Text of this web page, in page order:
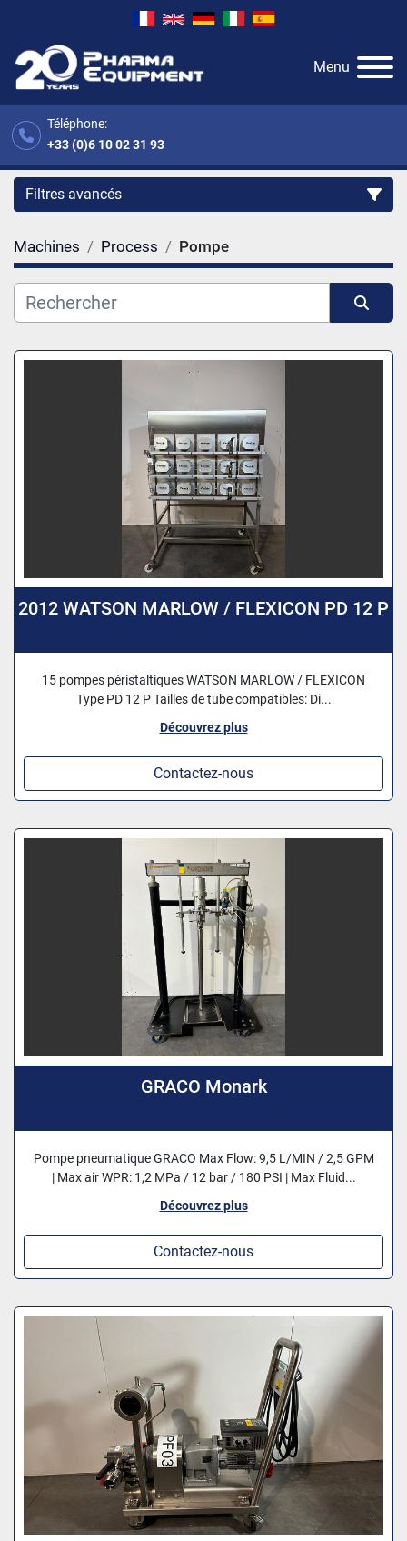
Téléphone:
+33 (0)6 10 02 31 93
Menu
Filtres avancés
Catégorie
Fabricant
Machines Process Pompe
2012 WATSON MARLOW / FLEXICON PD 12 P
15 pompes péristaltiques WATSON MARLOW / FLEXICON
Type PD 12 P Tailles de tube compatibles: Di...
Découvrez plus
Contactez-nous
GRACO Monark
Pompe pneumatique GRACO Max Flow: 9,5 L/MIN / 2,5 GPM
| Max air WPR: 1,2 MPa / 12 bar / 180 PSI | Max Fluid...
Découvrez plus
Contactez-nous